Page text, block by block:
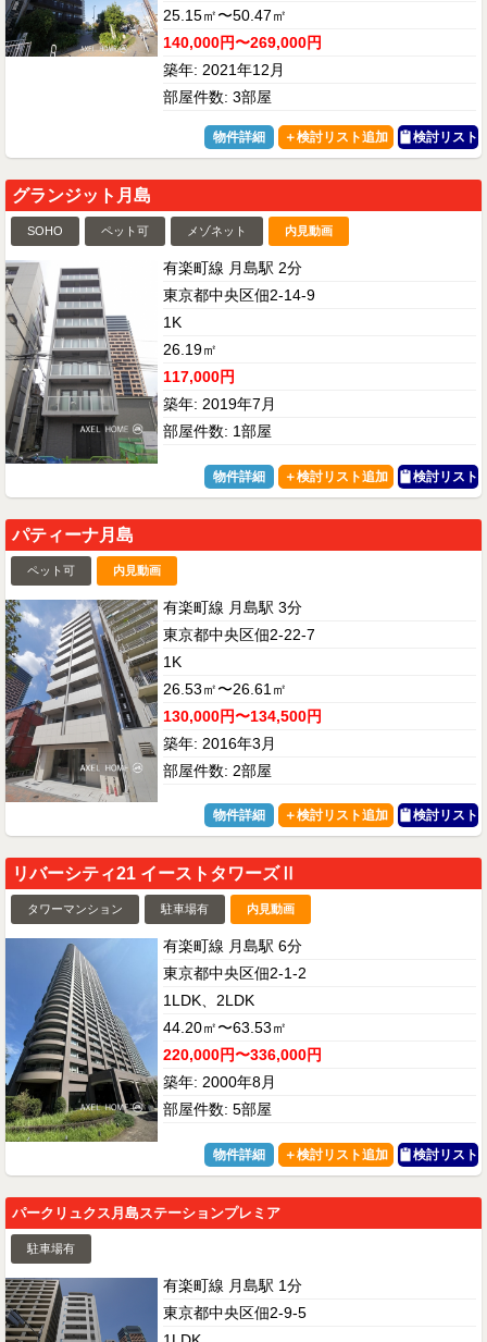
25.15㎡〜50.47㎡
140,000円〜269,000円
築年: 2021年12月
部屋件数: 3部屋
物件詳細 検討リスト
グランジット月島
SOHO ペット可 メゾネット 内見動画
有楽町線 月島駅 2分
東京都中央区佃2-14-9
1K
26.19㎡
117,000円
築年: 2019年7月
部屋件数: 1部屋
物件詳細 検討リスト
パティーナ月島
ペット可 内見動画
有楽町線 月島駅 3分
東京都中央区佃2-22-7
1K
26.53㎡〜26.61㎡
130,000円〜134,500円
築年: 2016年3月
部屋件数: 2部屋
物件詳細 検討リスト
リバーシティ21 イーストタワーズⅡ
タワーマンション 駐車場有 内見動画
有楽町線 月島駅 6分
東京都中央区佃2-1-2
1LDK、2LDK
44.20㎡〜63.53㎡
220,000円〜336,000円
築年: 2000年8月
部屋件数: 5部屋
物件詳細 検討リスト
パークリュクス月島ステーションプレミア
駐車場有
有楽町線 月島駅 1分
東京都中央区佃2-9-5